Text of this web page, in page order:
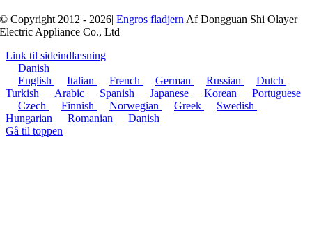
© Copyright 2012 - 2026|Engros fladjern Af Dongguan Shi Olayer
Electric Appliance Co., Ltd
Link til sideindlæsning
Danish
English
Italian French German Russian
Dutch
Turkish
Arabic Spanish Japanese Korean
Portuguese
Czech
Finnish Norwegian Greek
Swedish
Hungarian
Romanian
Danish
Gå til toppen